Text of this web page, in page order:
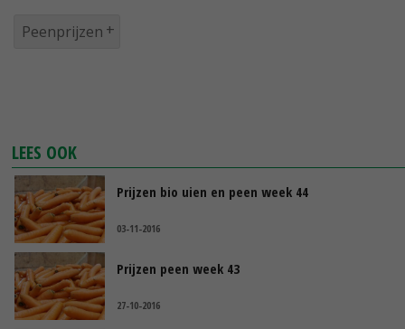
Peenprijzen
LEES OOK
Prijzen bio uien en peen week 44
03-11-2016
Prijzen peen week 43
27-10-2016